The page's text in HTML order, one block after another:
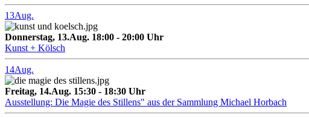
13Aug.
Donnerstag, 13.Aug. 18:00 - 20:00 Uhr
Kunst + Kölsch
14Aug.
Freitag, 14.Aug. 15:30 - 18:30 Uhr
Ausstellung: Die Magie des Stillens" aus der Sammlung Michael Horbach